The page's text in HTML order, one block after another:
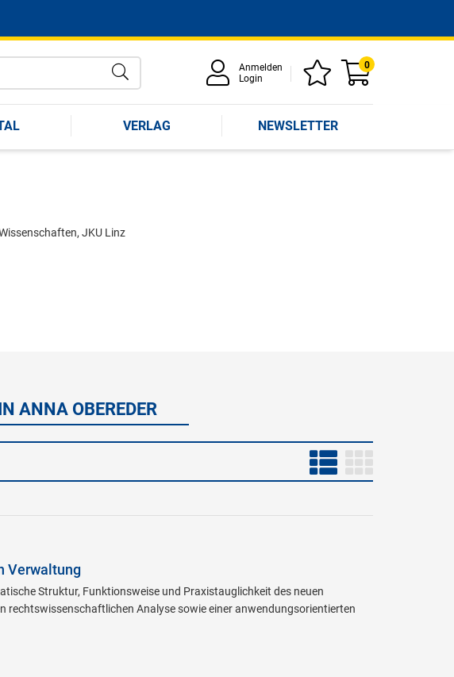
Anmelden
Login
0
VERLAG NEWSLETTER
JKU Linz
ANNA OBEREDER
Verwaltung
Struktur, Funktionsweise und Praxistauglichkeit des neuen
Analyse sowie einer anwendungsorientierten